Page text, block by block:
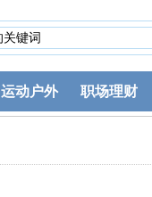
运动户外 职场理财